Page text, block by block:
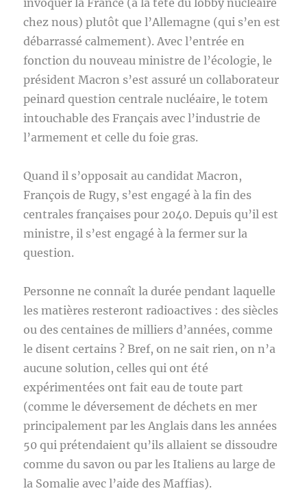
invoquer la France (à la tête du lobby nucléaire
chez nous) plutôt que l’Allemagne (qui s’en est
débarrassé calmement). Avec l’entrée en
fonction du nouveau ministre de l’écologie, le
président Macron s’est assuré un collaborateur
peinard question centrale nucléaire, le totem
intouchable des Français avec l’industrie de
l’armement et celle du foie gras.
Quand il s’opposait au candidat Macron,
François de Rugy, s’est engagé à la fin des
centrales françaises pour 2040. Depuis qu’il est
ministre, il s’est engagé à la fermer sur la
question.
Personne ne connaît la durée pendant laquelle
les matières resteront radioactives : des siècles
ou des centaines de milliers d’années, comme
le disent certains ? Bref, on ne sait rien, on n’a
aucune solution, celles qui ont été
expérimentées ont fait eau de toute part
(comme le déversement de déchets en mer
principalement par les Anglais dans les années
50 qui prétendaient qu’ils allaient se dissoudre
comme du savon ou par les Italiens au large de
la Somalie avec l’aide des Maffias).